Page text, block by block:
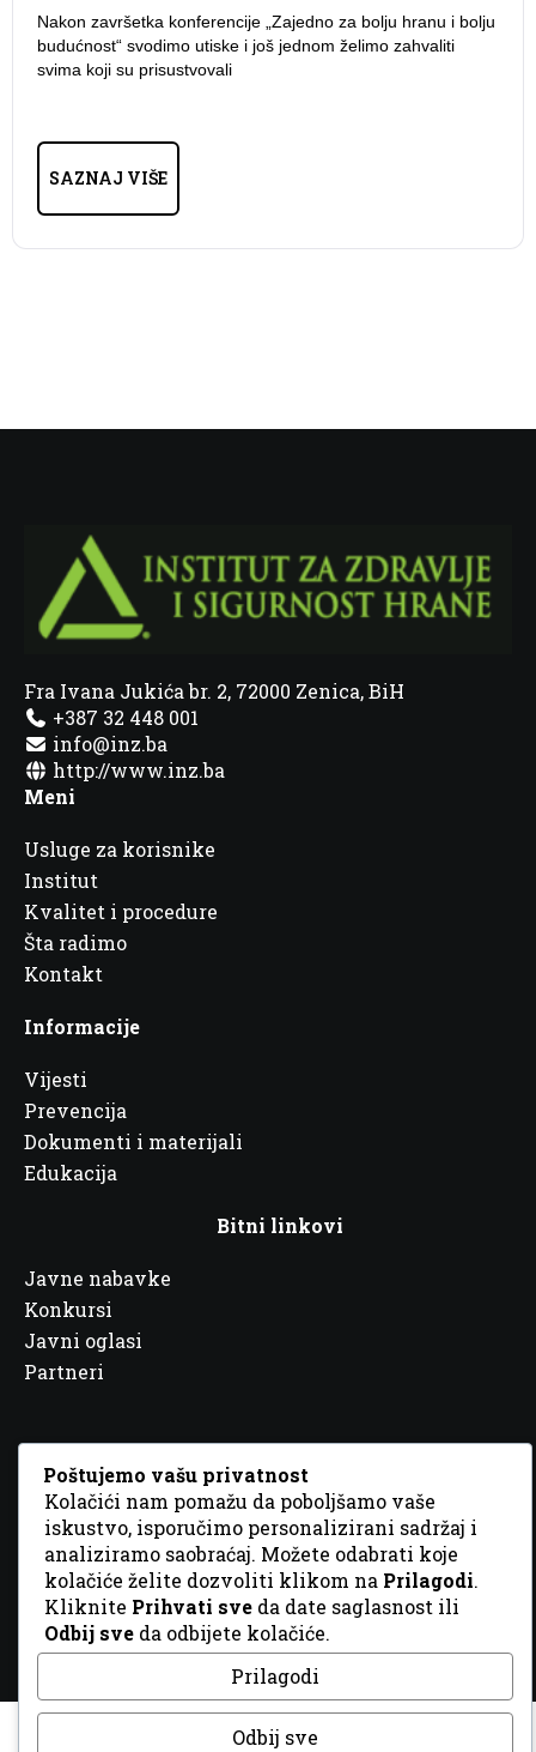
Nakon završetka konferencije „Zajedno za bolju hranu i bolju
budućnost“ svodimo utiske i još jednom želimo zahvaliti
svima koji su prisustvovali
SAZNAJ VIŠE
Fra Ivana Jukića br. 2, 72000 Zenica, BiH
+387 32 448 001
info@inz.ba
http://www.inz.ba
Meni
Usluge za korisnike
Institut
Kvalitet i procedure
Šta radimo
Kontakt
Informacije
Vijesti
Prevencija
Dokumenti i materijali
Edukacija
Bitni linkovi
Javne nabavke
Konkursi
Javni oglasi
Partneri
© 2026 Sva prava zadržana. DizajnGordonDM
Poštujemo vašu privatnost
Kolačići nam pomažu da poboljšamo vaše
iskustvo, isporučimo personalizirani sadržaj i
analiziramo saobraćaj. Možete odabrati koje
kolačiće želite dozvoliti klikom na Prilagodi.
Kliknite Prihvati sve da date saglasnost ili
Odbij sve da odbijete kolačiće.
Prilagodi
Odbij sve